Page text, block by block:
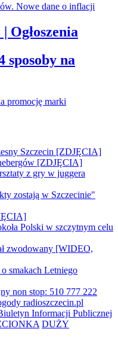
Ogłoszenia
sposoby na
Szczecin [ZDJĘCIA]
[ZDJĘCIA]
z gry w juggera
zostają w Szczecinie"
Polski w szczytnym celu
zwodowany [WIDEO,
smakach Letniego
non stop: 510 777 222
radioszczecin.pl
Informacji Publicznej
DUŻY